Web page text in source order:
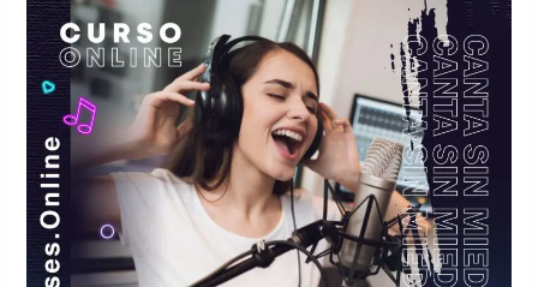
CANTA
SIN
MIEDO